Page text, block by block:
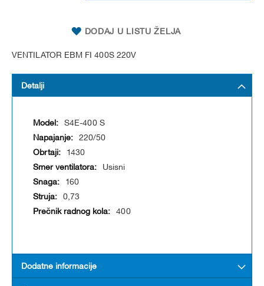
DODAJ U LISTU ŽELJA
VENTILATOR EBM FI 400S 220V
Detalji
S4E-400 S
220/50
1430
Usisni
160
0,73
400
Dodatne informacije